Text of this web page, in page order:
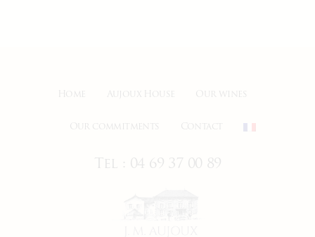
Home Aujoux House Our wines
Our commitments Contact
Tel : 04 69 37 00 89